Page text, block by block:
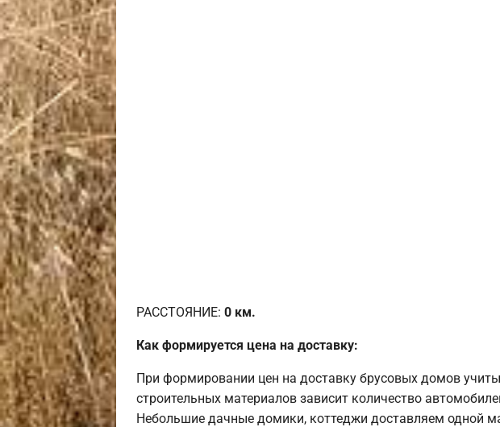
РАССТОЯНИЕ: 0 км.
Как формируется цена на доставку:
При формировании цен на доставку брусовых домов
строительных материалов зависит количество
Небольшие дачные домики, коттеджи доставляем одной